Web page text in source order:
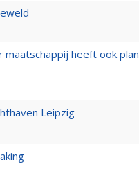
heeft ook plan
Leipzig